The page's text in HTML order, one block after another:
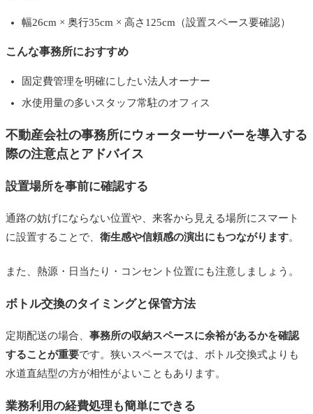
幅26cm × 奥行35cm × 高さ125cm（設置スペース要確認）
こんな事務所におすすめ
固定費管理を明確にしたい法人オーナー
水使用量の多いスタッフ常駐のオフィス
不動産会社の事務所にウォーターサーバーを導入する
際の注意点とアドバイス
設置場所を事前に確認する
通路の妨げにならない位置や、来客から見える場所にスマート
に設置することで、 衛生感や信頼感の演出にもつながります。
また、熱源・日当たり・コンセント位置にも注意しましょう。
ボトル交換のタイミングと保管方法
定期配送の場合、 事務所の収納スペースに余裕があるかを確認
することが重要です。狭いスペースでは、ボトル交換式よりも
水道直結型の方が相性がよいこともあります。
業務利用の経費処理も簡単にできる